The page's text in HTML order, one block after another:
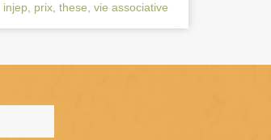
injep, prix, these vie associative